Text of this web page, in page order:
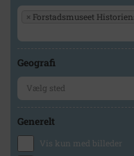
× Forstadsmuseet
Geografi
Generelt
Vis kun med billeder